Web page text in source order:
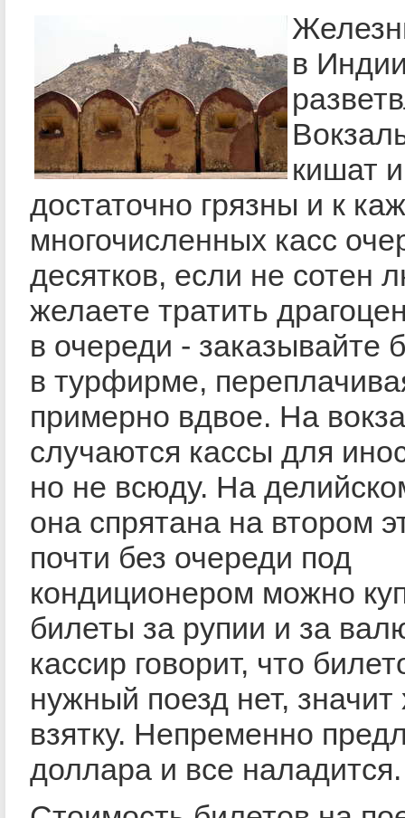
в
кишат
достаточно грязны и к
многочисленных касс
десятков, если не сотен
желаете тратить
в очереди - заказывайте
в турфирме,
примерно вдвое. На
случаются кассы для
но не всюду. На
она спрятана на втором
почти без очереди под
кондиционером можно
билеты за рупии и за
кассир говорит, что
нужный поезд нет, значит
взятку. Непременно
доллара и все наладится.